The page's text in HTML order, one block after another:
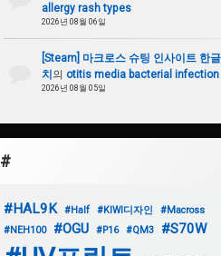
allergy rash types
2026년 08월 06일
[Steam] 마크로스 슈팅 인사이트 한
치 의 otitis media bacterial infection
2026년 08월 05일
#
#HAL9K #Half #KIWI디자인
#Macross
#NEH100
#OGU #P16 #QM3 #S70W